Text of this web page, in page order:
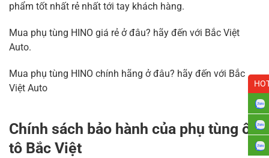
phẩm tốt nhất rẻ nhất tới tay khách hàng.
Mua phụ tùng HINO giá rẻ ở đâu? hãy đến với Bắc Việt
Auto.
Mua phụ tùng HINO chính hãng ở đâu? hãy đến với Bắc
Việt Auto
Chính sách bảo hành của phụ tùng ô
tô Bắc Việt